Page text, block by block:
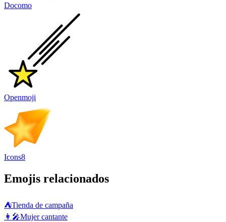
Docomo
Openmoji
Icons8
Emojis relacionados
⛺Tienda de campaña
👩‍🎤Mujer cantante